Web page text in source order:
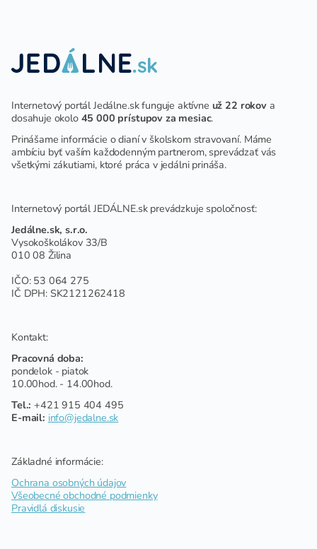
Internetový portál Jedálne.sk funguje aktívne už 22 rokova
dosahuje okolo 45 000 prístupov za mesiac.
Prinášame informácie o dianí v školskom stravovaní. Máme
ambíciu byť vaším každodenným partnerom, sprevádzať vás
všetkými zákutiami, ktoré práca v jedálni prináša.
Internetový portál JEDÁLNE.sk prevádzkuje spoločnosť:
Jedálne.sk, s.r.o.
Vysokoškolákov 33/B
010 08 Žilina
IČO: 53 064 275
IČ DPH: SK2121262418
Kontakt:
Pracovná doba:
pondelok - piatok
10.00hod. - 14.00hod.
Tel.: +421 915 404 495
E-mail: info@jedalne.sk
Základné informácie:
Ochrana osobných údajov
Všeobecné obchodné podmienky
Pravidlá diskusie